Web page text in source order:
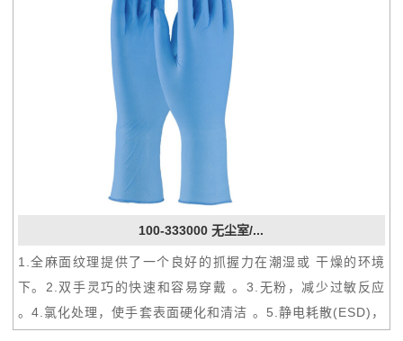
100-333000 无尘室/...
1.全麻面纹理提供了一个良好的抓握力在潮湿或 干燥的环境
下。2.双手灵巧的快速和容易穿戴 。3.无粉，减少过敏反应
。4.氯化处理，使手套表面硬化和清洁 。5.静电耗散(ESD)，